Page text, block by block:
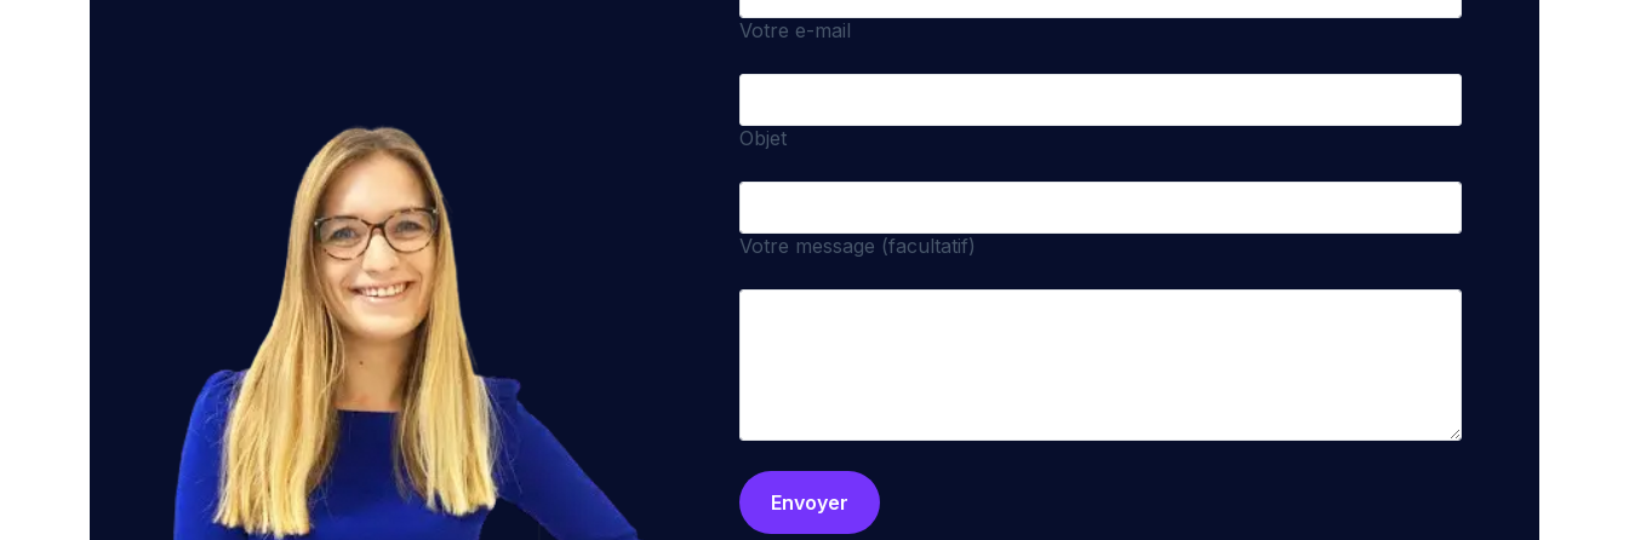
Votre e-mail
Objet
Votre message (facultatif)